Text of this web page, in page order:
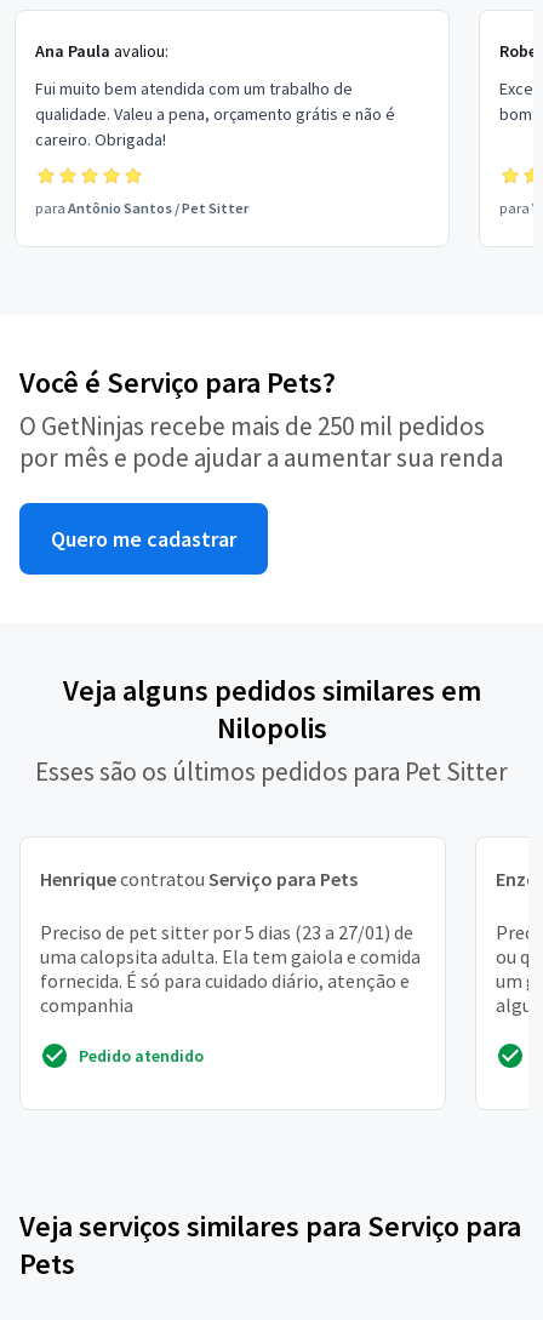
Ana Paula avaliou:
Fui muito bem atendida com um trabalho de
qualidade. Valeu a pena, orçamento grátis e não é
careiro. Obrigada!
para Antônio Santos /Pet Sitter
bom
para
Você é Serviço para Pets?
O GetNinjas recebe mais de 250 mil pedidos
por mês e pode ajudar a aumentar sua renda
Quero me cadastrar
Veja alguns pedidos similares em
Nilopolis
Esses são os últimos pedidos para Pet Sitter
Henriquecontratou Serviço para Pets
Preciso de pet sitter por 5 dias (23 a 27/01) de
uma calopsita adulta. Ela tem gaiola e comida
fornecida. É só para cuidado diário, atenção e
companhia
Pedido atendido
Enzo
ou
um
Veja serviços similares para Serviço para
Pets